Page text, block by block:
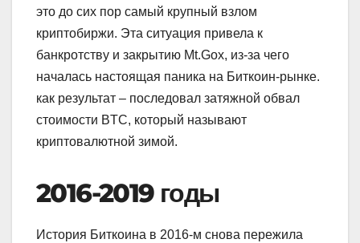
это до сих пор самый крупный взлом
криптобиржи. Эта ситуация привела к
банкротству и закрытию Mt.Gox, из-за чего
началась настоящая паника на Биткоин-рынке.
как результат – последовал затяжной обвал
стоимости BTC, который называют
криптовалютной зимой.
2016-2019 годы
История Биткоина в 2016-м снова пережила